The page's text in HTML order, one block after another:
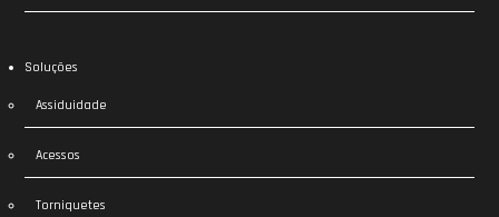
Soluções
Assiduidade
Acessos
Torniquetes